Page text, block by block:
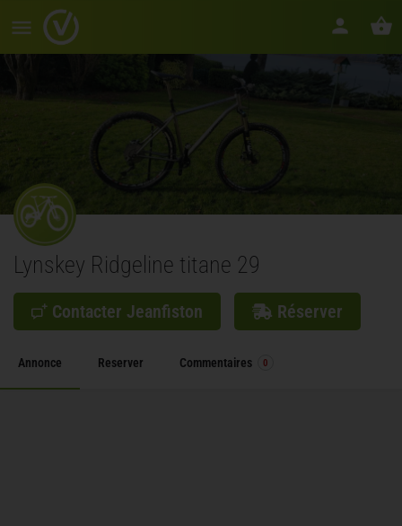
Lynskey Ridgeline titane 29
Contacter Jeanfiston Réserver
Annonce Reserver Commentaires 0